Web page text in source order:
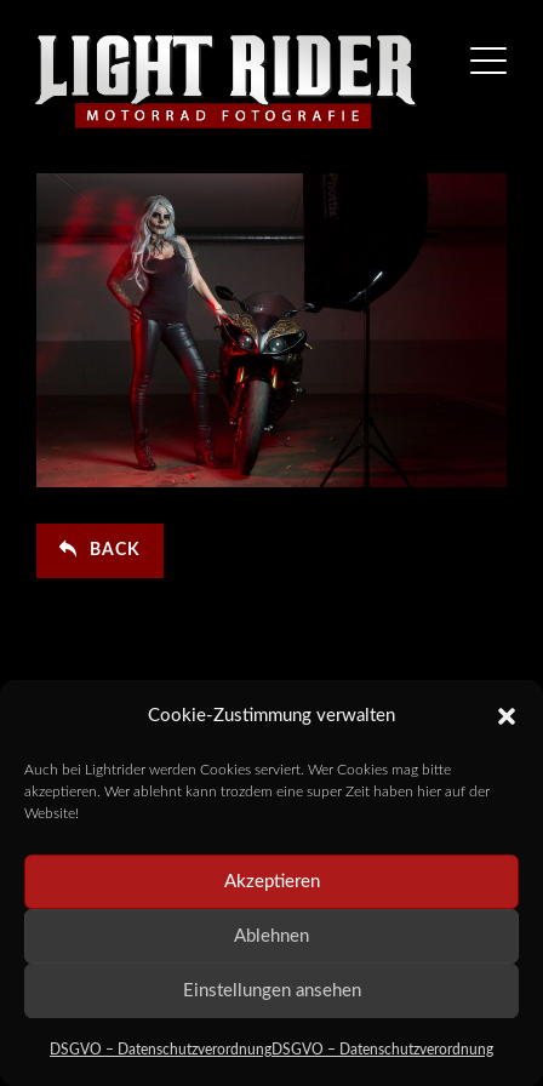
Cookie-Zustimmung verwalten
Auch bei Lightrider werden Cookies serviert. Wer Cookies mag bitte
akzeptieren. Wer ablehnt kann trozdem eine super Zeit haben hier auf der
Website!
Akzeptieren
Ablehnen
Einstellungen ansehen
DSGVO – Datenschutzverordnung DSGVO – Datenschutzverordnung
BACK